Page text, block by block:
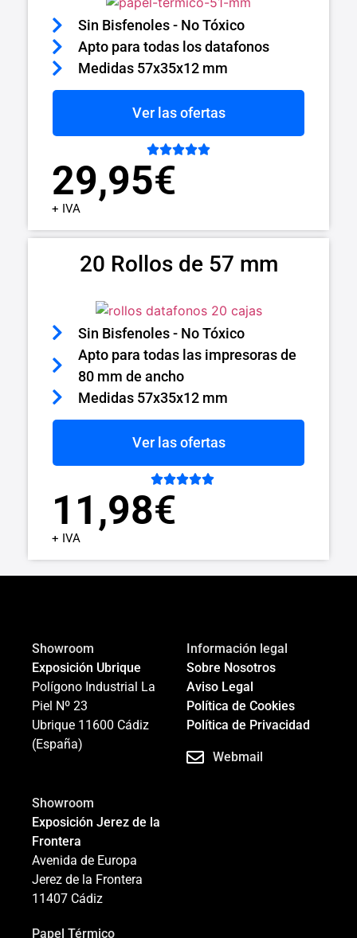
Sin Bisfenoles - No Tóxico
Apto para todas los datafonos
Medidas 57x35x12 mm
Ver las ofertas

29,95€
+ IVA
20 Rollos de 57 mm
Sin Bisfenoles - No Tóxico
Apto para todas las impresoras de
80 mm de ancho
Medidas 57x35x12 mm
Ver las ofertas

11,98€
+ IVA
Showroom
Exposición Ubrique
Polígono Industrial La
Piel Nº 23
Ubrique 11600 Cádiz
(España)
Showroom
Exposición Jerez de la
Frontera
Avenida de Europa
Jerez de la Frontera
11407 Cádiz
Información legal
Sobre Nosotros
Aviso Legal
Política de Cookies
Política de Privacidad
Webmail
Papel Térmico